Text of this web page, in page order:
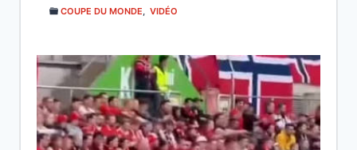
COUPE DU MONDE, VIDÉO